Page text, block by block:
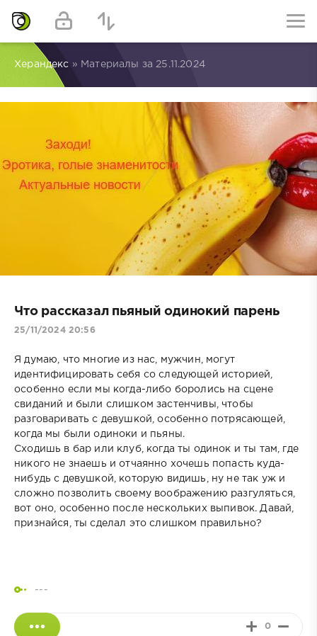
Херандекс » Материалы за 25.11.2024
Что рассказал пьяный одинокий парень
25/11/2024 20:56
Я думаю, что многие из нас, мужчин, могут
идентифицировать себя со следующей историей,
особенно если мы когда-либо боролись на сцене
свиданий и были слишком застенчивы, чтобы
разговаривать с девушкой, особенно потрясающей,
когда мы были одиноки и пьяны.
Сходишь в бар или клуб, когда ты одинок и ты там, где
никого не знаешь и отчаянно хочешь попасть куда-
нибудь с девушкой, которую видишь, ну не так уж и
сложно позволить своему воображению разгуляться,
вот оно, особенно после нескольких выпивок. Давай,
признайся, ты сделал это слишком правильно?
---
0